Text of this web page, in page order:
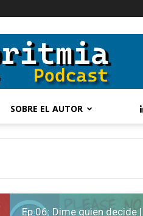
SOBRE EL AUTOR
Ep 06: Dime quien decide